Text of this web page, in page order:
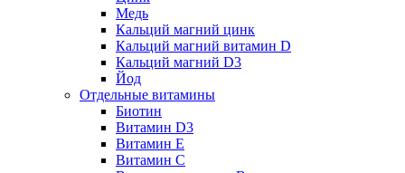
Медь
Кальций магний цинк
Кальций магний витамин D
Кальций магний D3
Йод
Отдельные витамины
Биотин
Витамин D3
Витамин E
Витамин C